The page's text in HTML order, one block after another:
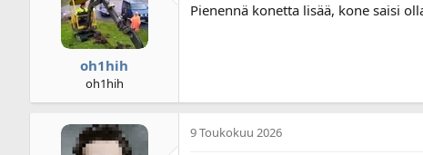
oh1hih
oh1hih
Pienennä konetta lisää, kone saisi
9 Toukokuu 2026